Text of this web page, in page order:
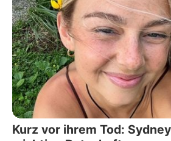
Kurz vor ihrem Tod: